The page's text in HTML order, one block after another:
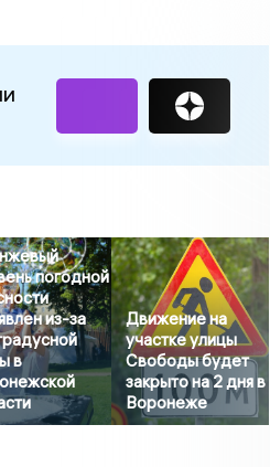
погодной
из-за
в
Движение на
участке улицы
Свободы будет
закрыто на 2 дня в
Воронеже